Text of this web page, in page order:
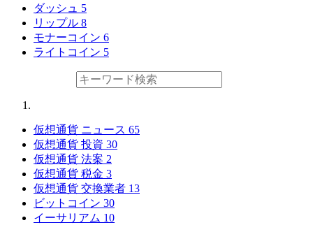
ダッシュ 5
リップル 8
モナーコイン 6
ライトコイン 5
仮想通貨 ニュース 65
仮想通貨 投資 30
仮想通貨 法案 2
仮想通貨 税金 3
仮想通貨 交換業者 13
ビットコイン 30
イーサリアム 10